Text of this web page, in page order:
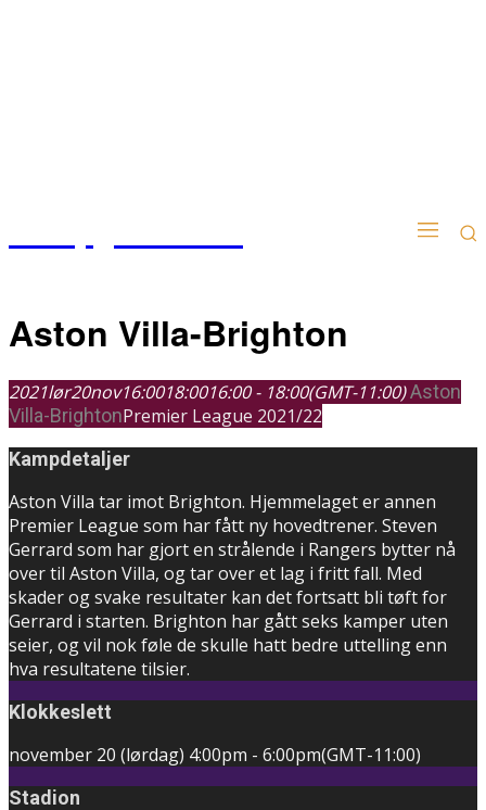
Aston Villa-Brighton
2021lør20nov16:0018:0016:00 - 18:00(GMT-11:00)Aston
Villa-BrightonPremier League 2021/22
Kampdetaljer
Aston Villa tar imot Brighton. Hjemmelaget er annen
Premier League som har fått ny hovedtrener. Steven
Gerrard som har gjort en strålende i Rangers bytter nå
over til Aston Villa, og tar over et lag i fritt fall. Med
skader og svake resultater kan det fortsatt bli tøft for
Gerrard i starten. Brighton har gått seks kamper uten
seier, og vil nok føle de skulle hatt bedre uttelling enn
hva resultatene tilsier.
Klokkeslett
november 20 (lørdag) 4:00pm - 6:00pm(GMT-11:00)
Stadion